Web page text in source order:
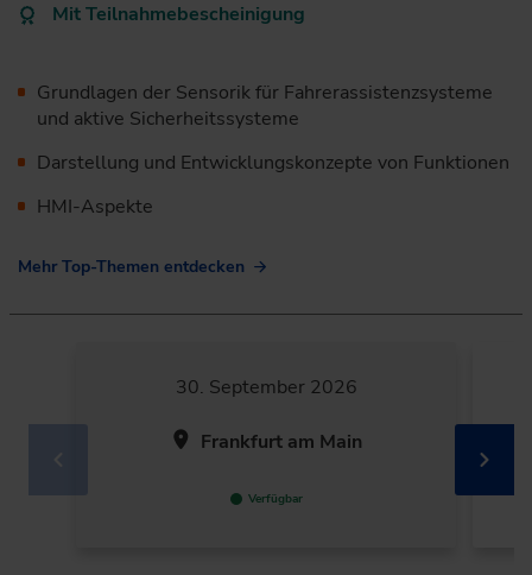
Mit Teilnahmebescheinigung
Grundlagen der Sensorik für Fahrerassistenzsysteme
und aktive Sicherheitssysteme
Darstellung und Entwicklungskonzepte von Funktionen
HMI-Aspekte
Mehr Top-Themen entdecken
30. September 2026
Frankfurt am Main
Verfügbar